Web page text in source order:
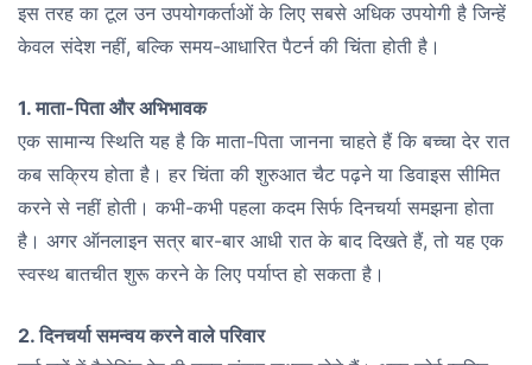
इस तरह का टूल उन उपयोगकर्ताओं के लिए सबसे अधिक उपयोगी है जिन्हें
केवल संदेश नहीं, बल्कि समय-आधारित पैटर्न की चिंता होती है।
1. माता-पिता और अभिभावक
एक सामान्य स्थिति यह है कि माता-पिता जानना चाहते हैं कि बच्चा देर रात
कब सक्रिय होता है। हर चिंता की शुरुआत चैट पढ़ने या डिवाइस सीमित
करने से नहीं होती। कभी-कभी पहला कदम सिर्फ दिनचर्या समझना होता
है। अगर ऑनलाइन सत्र बार-बार आधी रात के बाद दिखते हैं, तो यह एक
स्वस्थ बातचीत शुरू करने के लिए पर्याप्त हो सकता है।
2. दिनचर्या समन्वय करने वाले परिवार